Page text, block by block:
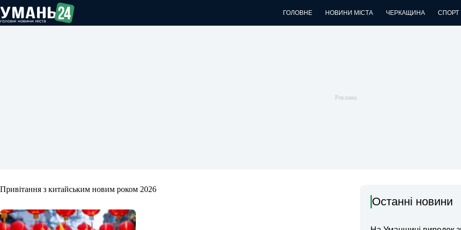
до
вмісту
ГОЛОВНЕ НОВИНИ МІСТА ЧЕРКАЩИНА СПОРТ
Привітання з китайським новим роком 2026
Останні новини